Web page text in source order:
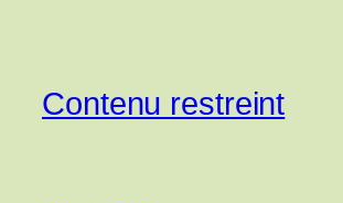
Contenu restreint